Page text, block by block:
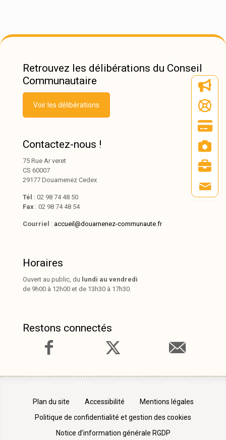
Retrouvez les délibérations du Conseil
Communautaire
Voir les délibérations
Contactez-nous !
75 Rue Ar veret
CS 60007
29177 Douarnenez Cedex
Tél : 02 98 74 48 50
Fax : 02 98 74 48 54
Courriel : accueil@douarnenez-communaute.fr
Horaires
Ouvert au public, du lundi au vendredi
de 9h00 à 12h00 et de 13h30 à 17h30.
Restons connectés
Plan du site Accessibilité
Mentions légales
Politique de confidentialité et gestion des cookies
Notice d’information générale RGDP